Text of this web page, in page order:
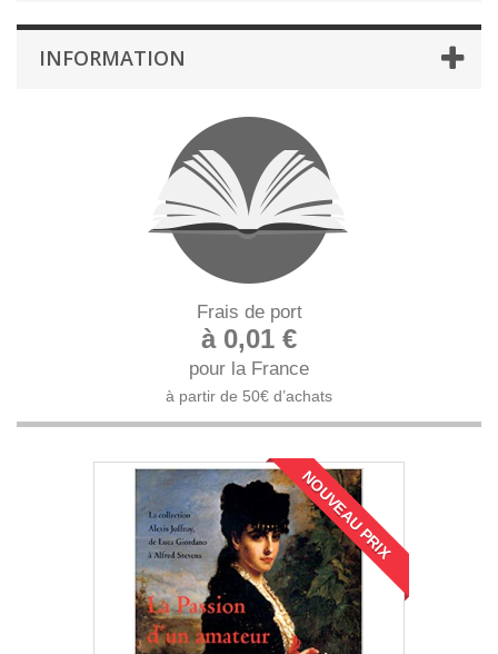
INFORMATION
Frais de port
à 0,01 €
pour la France
à partir de 50€ d’achats
NOUVEAU PRIX